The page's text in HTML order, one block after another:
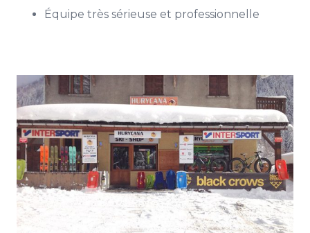
Équipe très sérieuse et professionnelle